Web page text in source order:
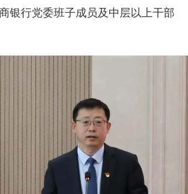
银行党委班子成员及中层以上干部